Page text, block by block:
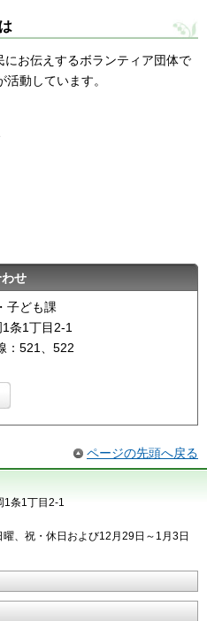
お伝えするボランティア団体で
動しています。
せ
子ども課
条1丁目2-1
：521、522
ページの先頭へ戻る
1条1丁目2-1
、祝・休日および12月29日～1月3日